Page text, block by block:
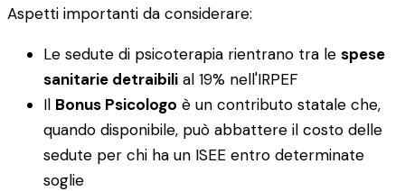
Aspetti importanti da considerare:
Le sedute di psicoterapia rientrano tra le spese
sanitarie detraibili al 19% nell'IRPEF
Il Bonus Psicologo è un contributo statale che,
quando disponibile, può abbattere il costo delle
sedute per chi ha un ISEE entro determinate
soglie